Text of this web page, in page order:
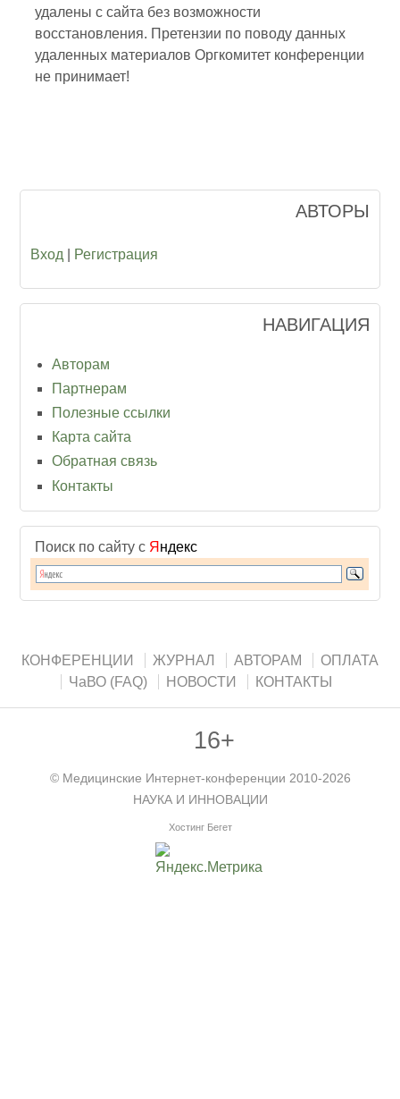
удалены с сайта без возможности
восстановления. Претензии по поводу данных
удаленных материалов Оргкомитет конференции
не принимает!
АВТОРЫ
Вход Регистрация
НАВИГАЦИЯ
Авторам
Партнерам
Полезные ссылки
Карта сайта
Обратная связь
Контакты
Поиск по сайту с Я ндекс
КОНФЕРЕНЦИИ ЖУРНАЛ АВТОРАМ
ОПЛАТА
ЧаВО (FAQ)
НОВОСТИ КОНТАКТЫ
16+
© Медицинские Интернет-конференции 2010-2026
НАУКА И ИННОВАЦИИ
Хостинг Бегет